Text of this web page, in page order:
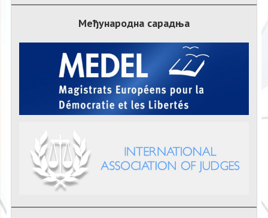
Међународна сарадња